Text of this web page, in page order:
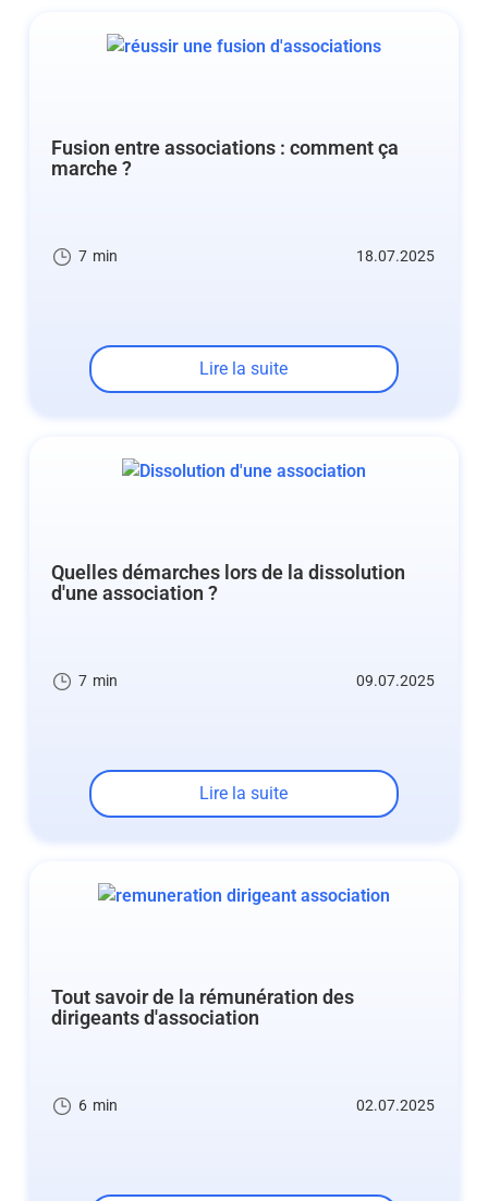
Fusion entre associations : comment ça
marche ?
7 min 18.07.2025
Lire la suite
Quelles démarches lors de la dissolution
d'une association ?
7 min 09.07.2025
Lire la suite
Tout savoir de la rémunération des
dirigeants d'association
6 min 02.07.2025